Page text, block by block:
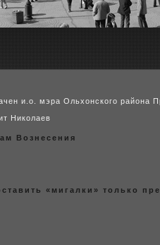
и.о. мэра Ольхонского района
Николаев
Вознесения
«мигалки» толькo